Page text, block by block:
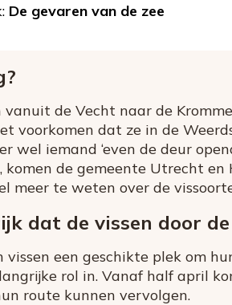
De gevaren van de zee
de Vecht naar de
voorkomen dat ze in de
wel iemand ‘even de deur
de gemeente Utrecht en
meer te weten over de
dat de vissen door
een geschikte plek om
rol in. Vanaf half april
route kunnen vervolgen.